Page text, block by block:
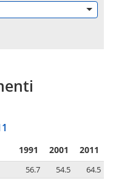
1991 2001 2011
56.7 54.5
64.5